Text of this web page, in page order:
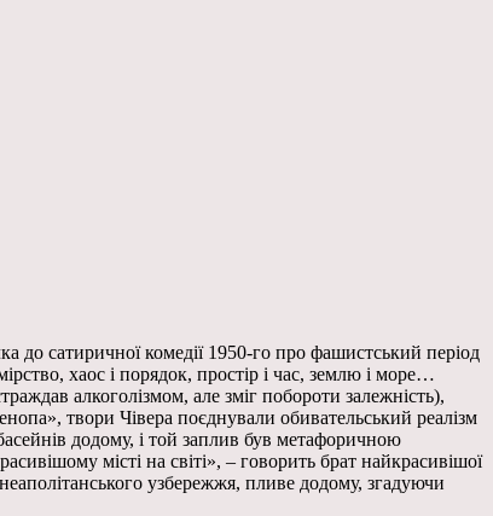
до сатиричної комедії 1950-го про фашистський період
хаос і порядок, простір і час, землю і море…
алкоголізмом, але зміг побороти залежність),
твори Чівера поєднували обивательський реалізм
додому, і той заплив був метафоричною
місті на світі», – говорить брат найкрасивішої
узбережжя, пливе додому, згадуючи